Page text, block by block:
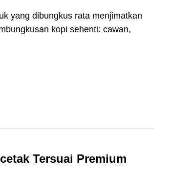
yang dibungkus rata menjimatkan
kopi sehenti: cawan,
Tersuai Premium